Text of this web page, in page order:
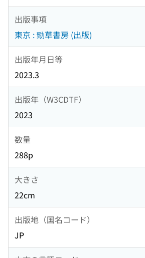
出版事項
東京 : 勁草書房 (出版)
出版年月日等
2023.3
出版年（W3CDTF）
2023
数量
288p
大きさ
22cm
出版地（国名コード）
JP